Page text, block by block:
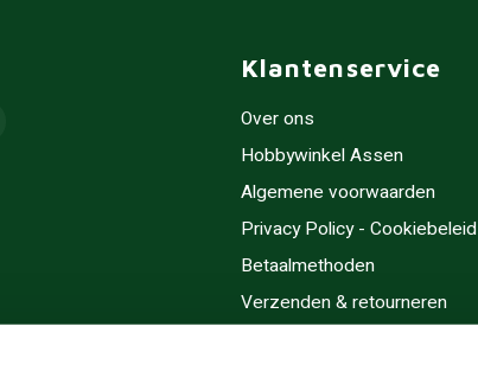
Klantenservice
Over ons
Hobbywinkel Assen
Algemene voorwaarden
Privacy Policy - Cookiebeleid
Betaalmethoden
Verzenden & retourneren